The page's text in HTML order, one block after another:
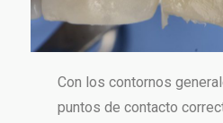
Con los contornos
puntos de contacto